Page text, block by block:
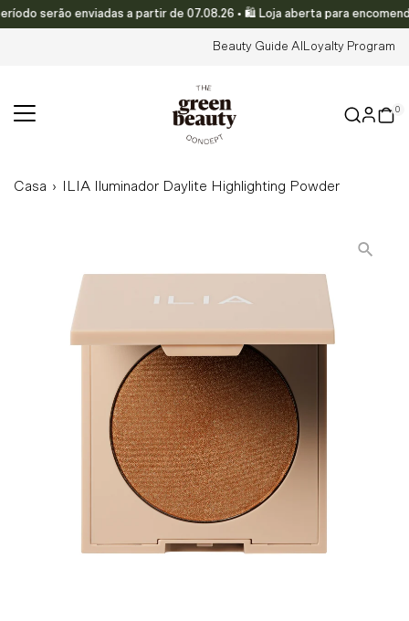
Translation missing: pt-PT.accessibility.skip_to_text
serão enviadas a partir de 07.08.26 • 🛍️ Loja aberta para
Beauty Guide AI Loyalty Program
0
Casa › ILIA Iluminador Daylite Highlighting Powder